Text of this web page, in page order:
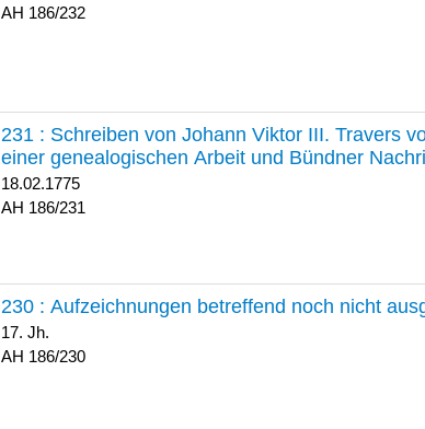
186/232
231 : Schreiben von Johann Viktor III. Travers
einer genealogischen Arbeit und Bündner
18.02.1775
186/231
230 : Aufzeichnungen betreffend noch nicht
17. Jh.
186/230